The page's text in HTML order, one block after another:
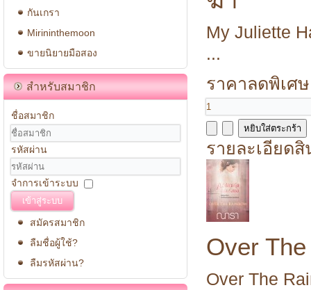
กันเกรา
Mirininthemoon
ขายนิยายมือสอง
สำหรับสมาชิก
ชื่อสมาชิก
รหัสผ่าน
จำการเข้าระบบ
เข้าสู่ระบบ
สมัครสมาชิก
ลืมชื่อผู้ใช้?
ลืมรหัสผ่าน?
My Juliette
...
ราคาลดพิเศ
รายละเอียด
Over
Over The